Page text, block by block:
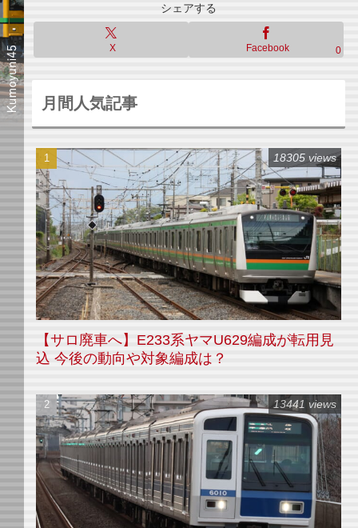
シェアする
X Facebook 0
月間人気記事
【サロ廃車へ】E233系ヤマU629編成が転用見
込 今後の動向や対象編成は？
18305 views
13441 views